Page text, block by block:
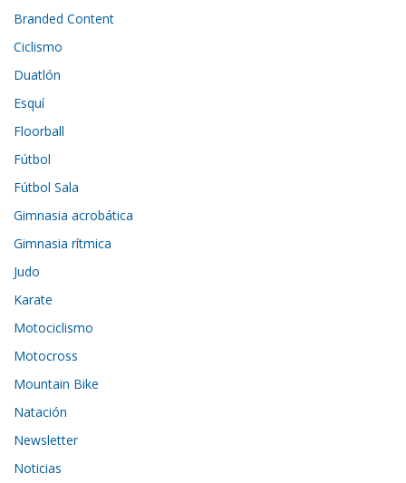
Branded Content
Ciclismo
Duatlón
Esquí
Floorball
Fútbol
Fútbol Sala
Gimnasia acrobática
Gimnasia rítmica
Judo
Karate
Motociclismo
Motocross
Mountain Bike
Natación
Newsletter
Noticias